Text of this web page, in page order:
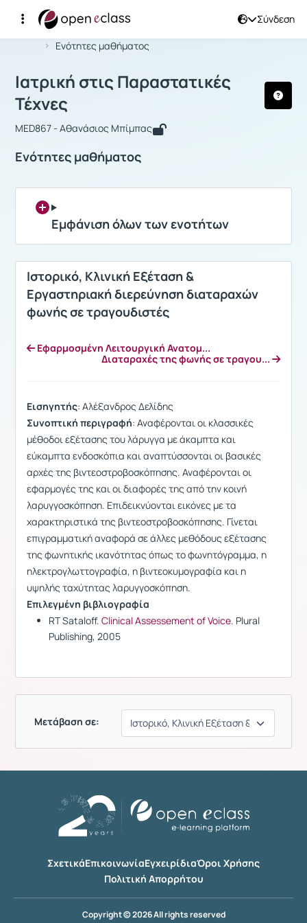
Σύνδεση
Αρχική Σελίδα
Ενότητες μαθήματος
Μάθημα : Ιατρική στις Παραστατικές
Ιατρική στις Παραστατικές
Τέχνες
MED867 - Αθανάσιος Μπίμπας
Ενότητες μαθήματος
Εμφάνιση όλων των ενοτήτων
Ιστορικό, Κλινική Εξέταση &
Εργαστηριακή διερεύνηση διαταραχών
φωνής σε τραγουδιστές
Εφαρμοσμένη Λειτουργική Ανατομ...
Διαταραχές της φωνής σε τραγου...
Εισηγητής: Αλέξανδρος Δελίδης
Συνοπτική περιγραφή: Αναφέρονται οι κλασσικές
μέθοδοι εξέτασης του λάρυγγα με άκαμπτα και
εύκαμπτα ενδοσκόπια και αναπτύσσονται οι βασικές
αρχές της βιντεοστροβοσκόπησης. Αναφέρονται οι
εφαρμογές της και οι διαφορές της από την κοινή
λαρυγγοσκόπηση. Επιδεικνύονται εικόνες με τα
χαρακτηριστικά της βιντεοστροβοσκόπησης. Γίνεται
επιγραμματική αναφορά σε άλλες μεθόδους εξέτασης
της φωνητικής ικανότητας όπως το φωνητόγραμμα, η
ηλεκτρογλωττογραφία, η βιντεοκυμογραφία και η
υψηλής ταχύτητας λαρυγγοσκόπηση.
Επιλεγμένη βιβλιογραφία
RT Sataloff. Clinical Assessement of Voice. Plural
Publishing, 2005
Μετάβαση σε:
ΣχετικάΕπικοινωνίαΕγχειρίδιαΌροι Χρήσης
Πολιτική Απορρήτου
Copyright © 2026 All rights reserved